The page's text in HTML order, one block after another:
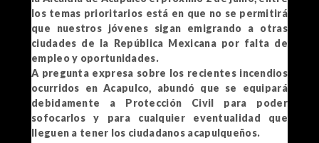
los temas prioritarios está en que no se permitirá
que nuestros jóvenes sigan emigrando a otras
ciudades de la República Mexicana por falta de
empleo y oportunidades.
A pregunta expresa sobre los recientes incendios
ocurridos en Acapulco, abundó que se equipará
debidamente a Protección Civil para poder
sofocarlos y para cualquier eventualidad que
lleguen a tener los ciudadanos acapulqueños.